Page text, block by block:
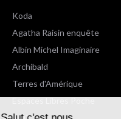
Koda
Agatha Raisin enquête
Albin Michel Imaginaire
Archibald
Terres d'Amérique
Espaces Libres Poche